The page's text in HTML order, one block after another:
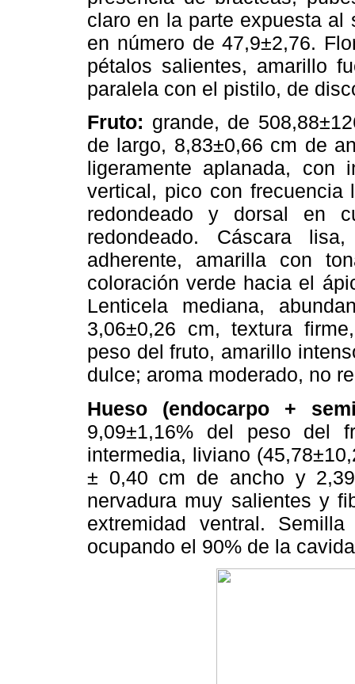
claro en la parte expuesta
en número de 47,9±2,76.
pétalos salientes, amarillo
paralela con el pistilo, de
Fruto: grande, de
de largo, 8,83±0,66 cm de
ligeramente aplanada, con
vertical, pico con frecuencia
redondeado y dorsal en
redondeado. Cáscara
adherente, amarilla con
coloración verde hacia el
Lenticela mediana,
3,06±0,26 cm, textura
peso del fruto, amarillo
dulce; aroma moderado, no
Hueso (endocarpo +
9,09±1,16% del peso del
intermedia, liviano
± 0,40 cm de ancho y
nervadura muy salientes y
extremidad ventral.
ocupando el 90% de la